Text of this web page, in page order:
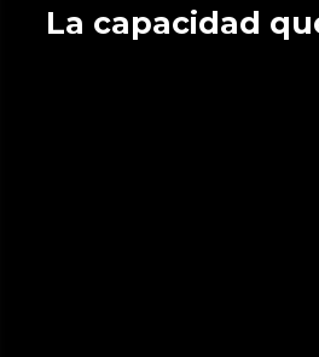
La capacidad